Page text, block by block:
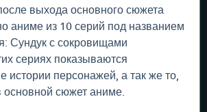
выхода основного сюжета
аниме из 10 серий под названием
Сундук с сокровищами
сериях показываются
истории персонажей, а так же то,
основной сюжет аниме.